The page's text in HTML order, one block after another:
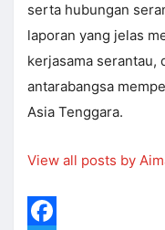
serta hubungan
laporan yang jelas
kerjasama serantau,
antarabangsa
Asia Tenggara.
View all posts by